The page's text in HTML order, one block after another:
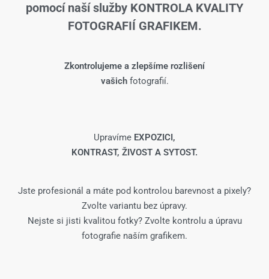
pomocí naší služby KONTROLA KVALITY
FOTOGRAFIÍ GRAFIKEM.
Zkontrolujeme a zlepšíme rozlišení
vašich fotografií.
Upravíme EXPOZICI,
KONTRAST, ŽIVOST A SYTOST.
Jste profesionál a máte pod kontrolou barevnost a pixely?
Zvolte variantu bez úpravy.
Nejste si jisti kvalitou fotky? Zvolte kontrolu a úpravu
fotografie naším grafikem.